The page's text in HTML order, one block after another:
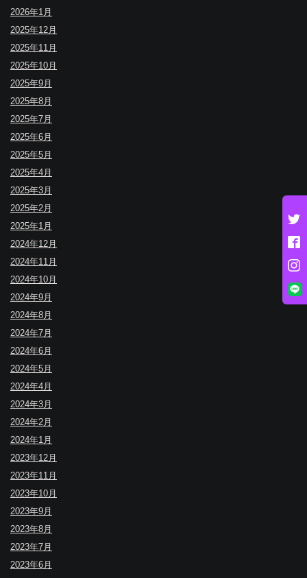
2026年1月
2025年12月
2025年11月
2025年10月
2025年9月
2025年8月
2025年7月
2025年6月
2025年5月
2025年4月
2025年3月
2025年2月
2025年1月
2024年12月
2024年11月
2024年10月
2024年9月
2024年8月
2024年7月
2024年6月
2024年5月
2024年4月
2024年3月
2024年2月
2024年1月
2023年12月
2023年11月
2023年10月
2023年9月
2023年8月
2023年7月
2023年6月